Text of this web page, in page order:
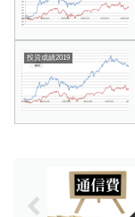
投資成績2019